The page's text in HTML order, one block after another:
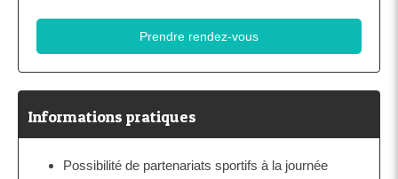
Prendre rendez-vous
Informations pratiques
Possibilité de partenariats sportifs à la journée